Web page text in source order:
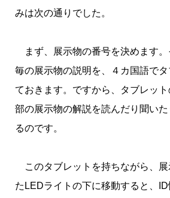
みは次の通りでした。
まず、展示物の番号を決めます
毎の展示物の説明を、４カ国語で
ておきます。ですから、タブレッ
部の展示物の解説を読んだり聞い
るのです。
このタブレットを持ちながら、展
たLEDライトの下に移動すると、